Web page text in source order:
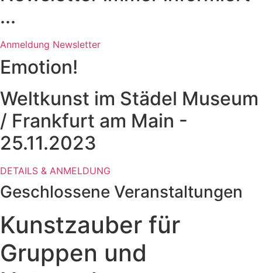
...
Anmeldung Newsletter
Emotion!
Weltkunst im Städel Museum
/ Frankfurt am Main -
25.11.2023
DETAILS & ANMELDUNG
Geschlossene Veranstaltungen
Kunstzauber für
Gruppen und